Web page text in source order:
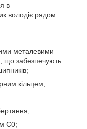
в
володіє рядом
металевими
що забезпечують
кільцем;
С0;